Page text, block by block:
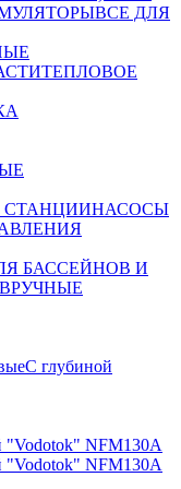
ВСЕ ДЛЯ
ТЕПЛОВОЕ
СТАНЦИИНАСОСЫ
БАССЕЙНОВ И
РУЧНЫЕ
С глубиной